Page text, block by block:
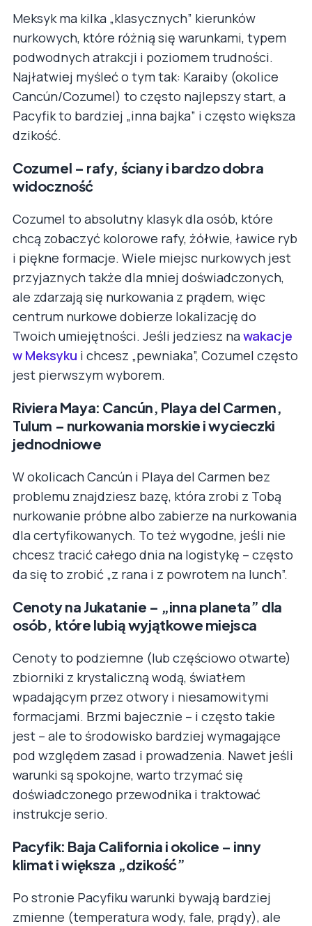
Meksyk ma kilka „klasycznych” kierunków
nurkowych, które różnią się warunkami, typem
podwodnych atrakcji i poziomem trudności.
Najłatwiej myśleć o tym tak: Karaiby (okolice
Cancún/Cozumel) to często najlepszy start, a
Pacyfik to bardziej „inna bajka” i często większa
dzikość.
Cozumel – rafy, ściany i bardzo dobra
widoczność
Cozumel to absolutny klasyk dla osób, które
chcą zobaczyć kolorowe rafy, żółwie, ławice ryb
i piękne formacje. Wiele miejsc nurkowych jest
przyjaznych także dla mniej doświadczonych,
ale zdarzają się nurkowania z prądem, więc
centrum nurkowe dobierze lokalizację do
Twoich umiejętności. Jeśli jedziesz nawakacje
w Meksyku i chcesz „pewniaka”, Cozumel często
jest pierwszym wyborem.
Riviera Maya: Cancún, Playa del Carmen,
Tulum – nurkowania morskie i wycieczki
jednodniowe
W okolicach Cancún i Playa del Carmen bez
problemu znajdziesz bazę, która zrobi z Tobą
nurkowanie próbne albo zabierze na nurkowania
dla certyfikowanych. To też wygodne, jeśli nie
chcesz tracić całego dnia na logistykę – często
da się to zrobić „z rana i z powrotem na lunch”.
Cenoty na Jukatanie – „inna planeta” dla
osób, które lubią wyjątkowe miejsca
Cenoty to podziemne (lub częściowo otwarte)
zbiorniki z krystaliczną wodą, światłem
wpadającym przez otwory i niesamowitymi
formacjami. Brzmi bajecznie – i często takie
jest – ale to środowisko bardziej wymagające
pod względem zasad i prowadzenia. Nawet jeśli
warunki są spokojne, warto trzymać się
doświadczonego przewodnika i traktować
instrukcje serio.
Pacyfik: Baja California i okolice – inny
klimat i większa „dzikość”
Po stronie Pacyfiku warunki bywają bardziej
zmienne (temperatura wody, fale, prądy), ale